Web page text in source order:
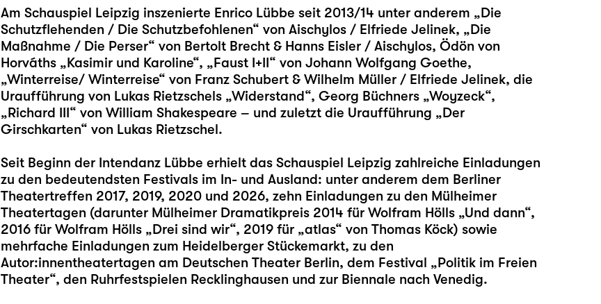
Am Schauspiel Leipzig inszenierte Enrico Lübbe seit 2013/14 unter anderem „Die
Schutzflehenden / Die Schutzbefohlenen“ von Aischylos / Elfriede Jelinek, „Die
Maßnahme / Die Perser“ von Bertolt Brecht & Hanns Eisler / Aischylos, Ödön von
Horváths „Kasimir und Karoline“, „Faust I+II“ von Johann Wolfgang Goethe,
„Winterreise/ Winterreise“ von Franz Schubert & Wilhelm Müller / Elfriede Jelinek, die
Uraufführung von Lukas Rietzschels „Widerstand“, Georg Büchners „Woyzeck“,
„Richard III“ von William Shakespeare – und zuletzt die Uraufführung „Der
Girschkarten“ von Lukas Rietzschel.
Seit Beginn der Intendanz Lübbe erhielt das Schauspiel Leipzig zahlreiche Einladungen
zu den bedeutendsten Festivals im In- und Ausland: unter anderem dem Berliner
Theatertreffen 2017, 2019, 2020 und 2026, zehn Einladungen zu den Mülheimer
Theatertagen (darunter Mülheimer Dramatikpreis 2014 für Wolfram Hölls „Und dann“,
2016 für Wolfram Hölls „Drei sind wir“, 2019 für „atlas“ von Thomas Köck) sowie
mehrfache Einladungen zum Heidelberger Stückemarkt, zu den
Autor:innentheatertagen am Deutschen Theater Berlin, dem Festival „Politik im Freien
Theater“, den Ruhrfestspielen Recklinghausen und zur Biennale nach Venedig.